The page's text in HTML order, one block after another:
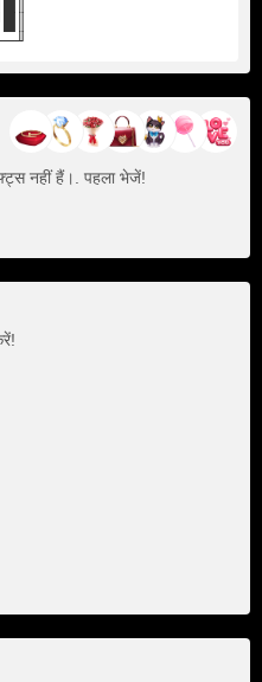
नहीं हैं।. पहला भेजें!